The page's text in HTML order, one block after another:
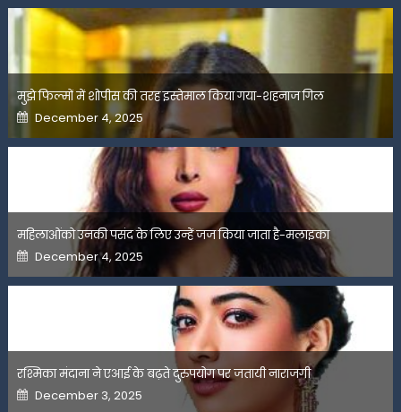
मुझे फिल्मों में शोपीस की तरह इस्तेमाल किया गया-शहनाज गिल
Posted
on
December 4, 2025
महिलाओंको उनकी पसंद के लिए उन्हें जज किया जाता है-मलाइका
Posted
on
December 4, 2025
रश्मिका मंदाना ने एआई के बढ़ते दुरुपयोग पर जतायी नाराजगी
Posted
on
December 3, 2025